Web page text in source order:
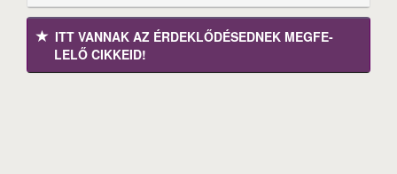
ITT VANNAK AZ ÉRDEK­LŐDÉ­SEDNEK MEGFE­
LELŐ CIKKEID!